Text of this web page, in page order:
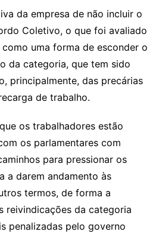
da empresa de não incluir o
Coletivo, o que foi avaliado
uma forma de esconder o
da categoria, que tem sido
principalmente, das precárias
de trabalho.
os trabalhadores estão
os parlamentares com
para pressionar os
a darem andamento às
termos, de forma a
reivindicações da categoria
penalizadas pelo governo